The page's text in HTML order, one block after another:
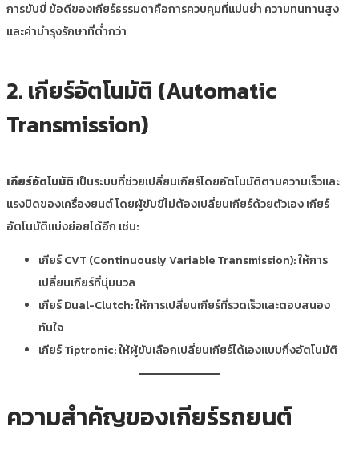
การขับขี่ ข้อดีของเกียร์ธรรมดาคือการควบคุมที่แม่นยำ ความทนทานสูง
และค่าบำรุงรักษาที่ต่ำกว่า
2. เกียร์อัตโนมัติ (Automatic
Transmission)
เกียร์อัตโนมัติ เป็นระบบที่ช่วยเปลี่ยนเกียร์โดยอัตโนมัติตามความเร็วและ
แรงบิดของเครื่องยนต์ โดยผู้ขับขี่ไม่ต้องเปลี่ยนเกียร์ด้วยตัวเอง เกียร์
อัตโนมัติแบ่งย่อยได้อีก เช่น:
เกียร์ CVT (Continuously Variable Transmission): ให้การ
เปลี่ยนเกียร์ที่นุ่มนวล
เกียร์ Dual-Clutch: ให้การเปลี่ยนเกียร์ที่รวดเร็วและตอบสนอง
ทันใจ
เกียร์ Tiptronic: ให้ผู้ขับเลือกเปลี่ยนเกียร์ได้เองแบบกึ่งอัตโนมัติ
ความสำคัญของเกียร์รถยนต์